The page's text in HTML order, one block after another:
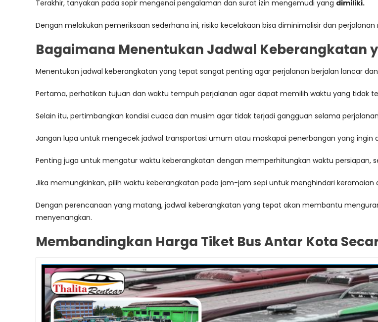
Terakhir, tanyakan pada sopir mengenai pengalaman dan surat izin mengemudi yang dimiliki.
Dengan melakukan pemeriksaan sederhana ini, risiko kecelakaan bisa diminimalisir dan
Bagaimana Menentukan Jadwal Keberangkatan
Menentukan jadwal keberangkatan yang tepat sangat penting agar perjalanan berjalan lancar
Pertama, perhatikan tujuan dan waktu tempuh perjalanan agar dapat memilih waktu yang tidak
Selain itu, pertimbangkan kondisi cuaca dan musim agar tidak terjadi gangguan selama
Jangan lupa untuk mengecek jadwal transportasi umum atau maskapai penerbangan yang ingin
Penting juga untuk mengatur waktu keberangkatan dengan memperhitungkan waktu persiapan,
Jika memungkinkan, pilih waktu keberangkatan pada jam-jam sepi untuk menghindari keramaian
Dengan perencanaan yang matang, jadwal keberangkatan yang tepat akan membantu
menyenangkan.
Membandingkan Harga Tiket Bus Antar Kota